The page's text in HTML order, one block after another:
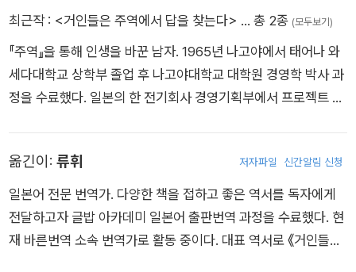
최근작 : <거인들은 주역에서 답을 찾는다> … 총 2종 (모두보기)
『주역』을 통해 인생을 바꾼 남자. 1965년 나고야에서 태어나 와
세다대학교 상학부 졸업 후 나고야대학교 대학원 경영학 박사 과
정을 수료했다. 일본의 한 전기회사 경영기획부에서 프로젝트 매
고 있다. 젊은 시절, 그의 인생은 탄탄대로처럼 보였다. 재직 중이
던 굴지의 기업에서 경영기획과 인사 업무를 두루 거쳤고, 덜컥
말레이시아 공장의 재무부장이 되어 신규 사업과 공장 설립을 대
대적으로 추진했다. 귀국 후에는 전사적인 ‘임직원 만족도’를 꾸
옮긴이: 류휘 저자파일 신간알림 신청
일본어 전문 번역가. 다양한 책을 접하고 좋은 역서를 독자에게
전달하고자 글밥 아카데미 일본어 출판번역 과정을 수료했다. 현
재 바른번역 소속 번역가로 활동 중이다. 대표 역서로 《거인들은